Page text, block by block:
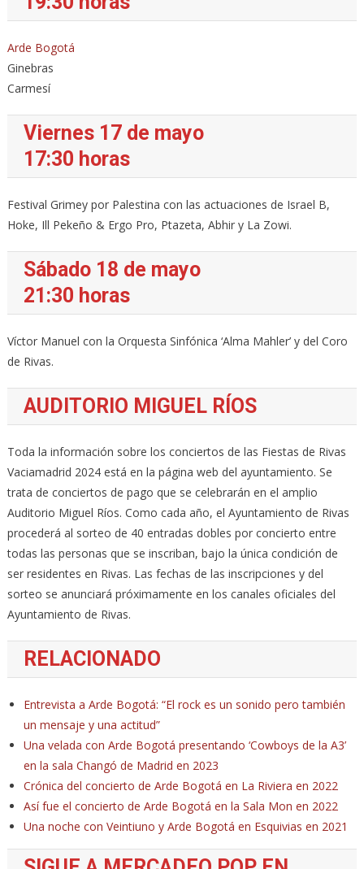
Arde Bogotá
Ginebras
Carmesí
Viernes 17 de mayo
17:30 horas
Festival Grimey por Palestina con las actuaciones de Israel B,
Hoke, Ill Pekeño & Ergo Pro, Ptazeta, Abhir y La Zowi.
Sábado 18 de mayo
21:30 horas
Víctor Manuel con la Orquesta Sinfónica ‘Alma Mahler’ y del Coro
de Rivas.
AUDITORIO MIGUEL RÍOS
Toda la información sobre los conciertos de las Fiestas de Rivas
Vaciamadrid 2024 está en la página web del ayuntamiento. Se
trata de conciertos de pago que se celebrarán en el amplio
Auditorio Miguel Ríos. Como cada año, el Ayuntamiento de Rivas
procederá al sorteo de 40 entradas dobles por concierto entre
todas las personas que se inscriban, bajo la única condición de
ser residentes en Rivas. Las fechas de las inscripciones y del
sorteo se anunciará próximamente en los canales oficiales del
Ayuntamiento de Rivas.
RELACIONADO
Entrevista a Arde Bogotá: “El rock es un sonido pero también
un mensaje y una actitud”
Una velada con Arde Bogotá presentando ‘Cowboys de la A3’
en la sala Changó de Madrid en 2023
Crónica del concierto de Arde Bogotá en La Riviera en 2022
Así fue el concierto de Arde Bogotá en la Sala Mon en 2022
Una noche con Veintiuno y Arde Bogotá en Esquivias en 2021